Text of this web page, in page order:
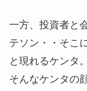
一方、投資者と
テソン・・そこ
と現れるケンタ。
そんなケンタの